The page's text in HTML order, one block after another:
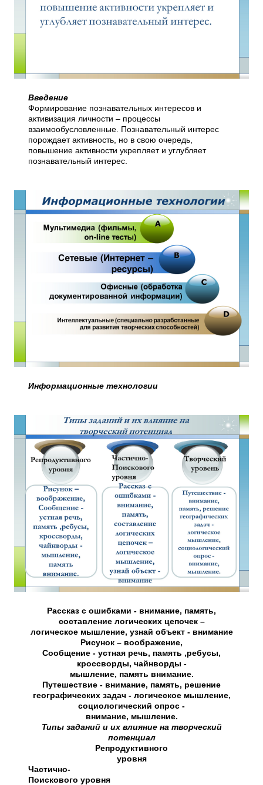
Введение
Формирование познавательных интересов и
активизация личности – процессы
взаимообусловленные. Познавательный интерес
порождает активность, но в свою очередь,
повышение активности укрепляет и углубляет
познавательный интерес.
Информационные технологии
Рассказ с ошибками - внимание, память,
составление логических цепочек –
логическое мышление, узнай объект - внимание
Рисунок – воображение,
Сообщение - устная речь, память ,ребусы,
кроссворды, чайнворды -
мышление, память внимание.
Путешествие - внимание, память, решение
географических задач - логическое мышление,
социологический опрос -
внимание, мышление.
Типы заданий и их влияние на творческий
потенциал
Репродуктивного
уровня
Частично-
Поискового уровня